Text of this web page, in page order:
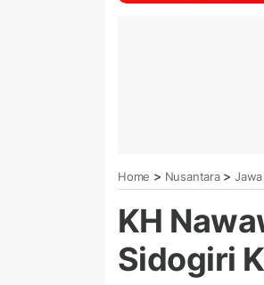
Home > Nusantara>
KH
Sidogiri